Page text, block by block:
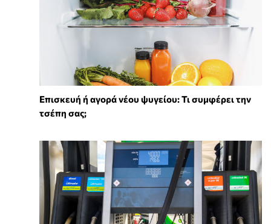
Επισκευή ή αγορά νέου ψυγείου: Τι συμφέρει την
τσέπη σας;